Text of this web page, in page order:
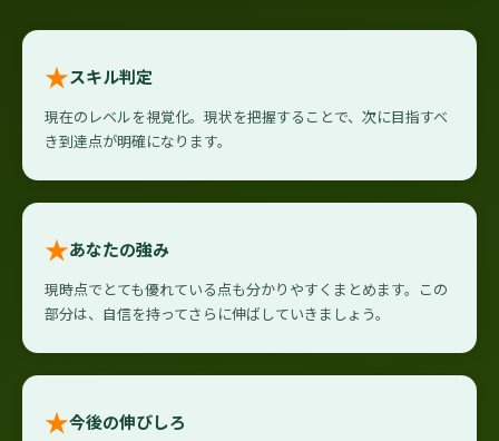
★スキル判定
現在のレベルを視覚化。現状を把握することで、次に目指すべ
き到達点が明確になります。
★あなたの強み
現時点でとても優れている点も分かりやすくまとめます。この
部分は、自信を持ってさらに伸ばしていきましょう。
★今後の伸びしろ